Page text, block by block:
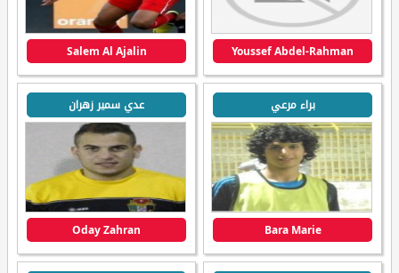
Youssef Abdel-Rahman
Salem Al Ajalin
براء مرعي
Bara Marie
عدي سمير زهران
Oday Zahran